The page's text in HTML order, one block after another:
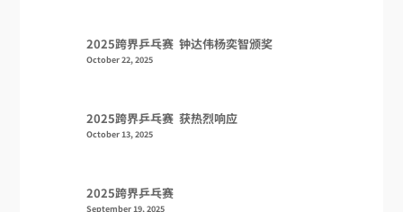
2025跨界乒乓赛 钟达伟杨奕智颁奖
October 22, 2025
2025跨界乒乓赛 获热烈响应
October 13, 2025
2025跨界乒乓赛
September 19, 2025